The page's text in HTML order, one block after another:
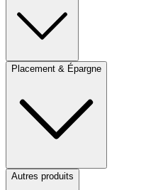
Placement & Épargne
Autres produits